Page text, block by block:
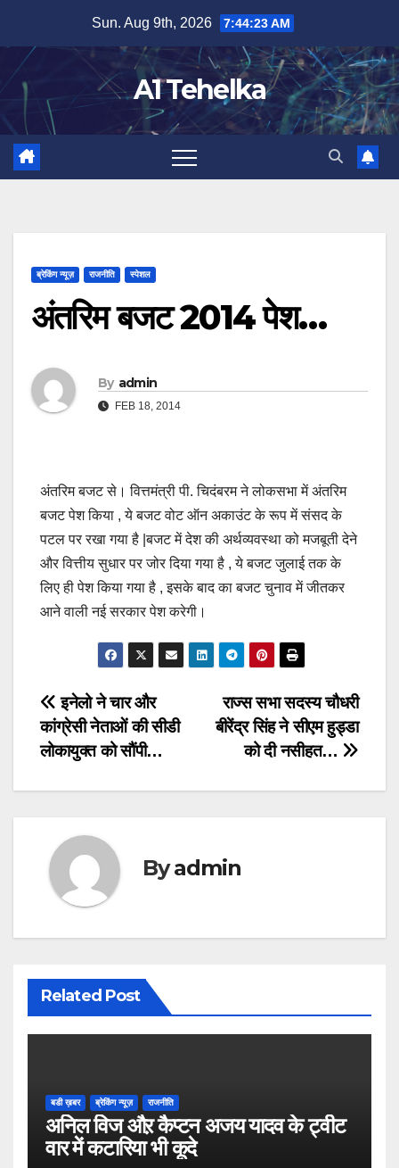
content
Sun. Aug 9th, 2026 7:44:24 AM
A1 Tehelka
ब्रेकिंग न्यूज़ राजनीति स्पेशल
अंतरिम बजट 2014 पेश…
By admin
FEB 18, 2014
अंतरिम बजट से। वित्तमंत्री पी. चिदंबरम ने लोकसभा में अंतरिम
बजट पेश किया , ये बजट वोट ऑन अकाउंट के रूप में संसद के
पटल पर रखा गया है |बजट में देश की अर्थव्यवस्था को मजबूती देने
और वित्तीय सुधार पर जोर दिया गया है , ये बजट जुलाई तक के
लिए ही पेश किया गया है , इसके बाद का बजट चुनाव में जीतकर
आने वाली नई सरकार पेश करेगी।
Post
navigation
राज्स सभा सदस्य चौधरी
बीरेंद्र सिंह ने सीएम हुड्डा
को दी नसीहत…
इनेलो ने चार और
कांग्रेसी नेताओं की सीडी
लोकायुक्त को सौंपी…
Byadmin
Related Post
बडी ख़बर ब्रेकिंग न्यूज़ राजनीति
अनिल विज औऱ कैप्टन अजय यादव के ट्वीट
वार में कटारिया भी कूदे